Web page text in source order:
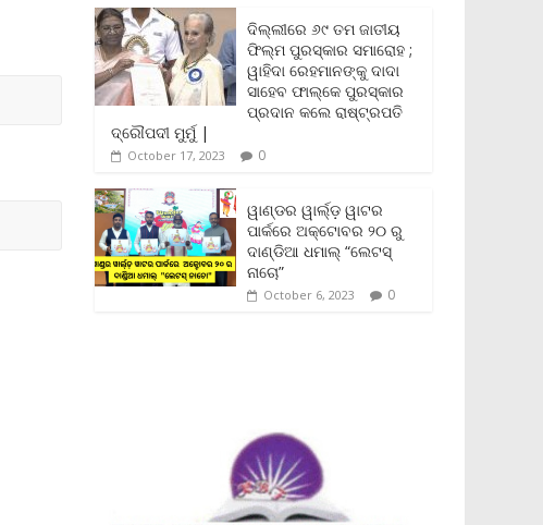
l
y
ଦିଲ୍ଲୀରେ ୬୯ ତମ ଜାତୀୟ
ଫିଲ୍ମ ପୁରସ୍କାର ସମାରୋହ ;
ୱାହିଦା ରେହମାନଙ୍କୁ ଦାଦା
ସାହେବ ଫାଲ୍‌କେ ପୁରସ୍କାର
ପ୍ରଦାନ କଲେ ରାଷ୍ଟ୍ରପତି
ଦ୍ରୌପଦୀ ମୁର୍ମୁ |
October 17, 2023 0
ୱାଣ୍ଡର ୱାର୍ଲ୍‌ଡ଼ ୱାଟର
ପାର୍କରେ ଅକ୍ଟୋବର ୨୦ ରୁ
ଦାଣ୍ଡିଆ ଧମାଲ୍ “ଲେଟସ୍
ନାଚୋ”
October 6, 2023 0